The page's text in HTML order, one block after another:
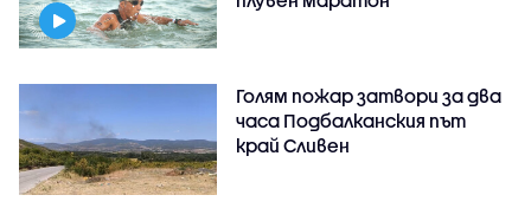
Голям пожар затвори за два
часа Подбалканския път
край Сливен